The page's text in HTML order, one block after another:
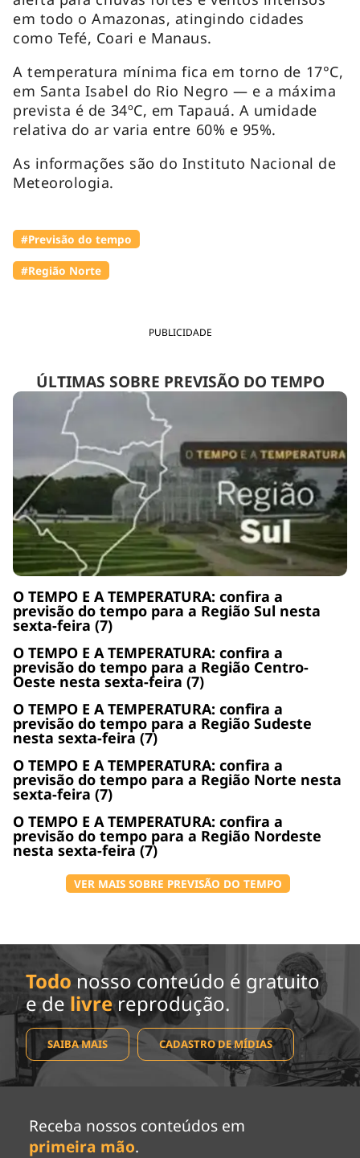
PUBLICIDADE
ÚLTIMAS SOBRE PREVISÃO DO TEMPO
O TEMPO E A TEMPERATURA: confira a
previsão do tempo para a Região Sul nesta
sexta-feira (7)
O TEMPO E A TEMPERATURA: confira a
previsão do tempo para a Região Centro-
Oeste nesta sexta-feira (7)
O TEMPO E A TEMPERATURA: confira a
previsão do tempo para a Região Sudeste
nesta sexta-feira (7)
O TEMPO E A TEMPERATURA: confira a
previsão do tempo para a Região Norte nesta
sexta-feira (7)
O TEMPO E A TEMPERATURA: confira a
previsão do tempo para a Região Nordeste
nesta sexta-feira (7)
VER MAIS SOBRE PREVISÃO DO TEMPO
em todo o Amazonas, atingindo cidades
como Tefé, Coari e Manaus.
A temperatura mínima fica em torno de 17°C,
em Santa Isabel do Rio Negro — e a máxima
prevista é de 34ºC, em Tapauá. A umidade
relativa do ar varia entre 60% e 95%.
As informações são do Instituto Nacional de
Meteorologia.
#Previsão do tempo
#Região Norte
Todo nosso conteúdo é gratuito
e de livrereprodução.
SAIBA MAIS CADASTRO DE MÍDIAS
Receba nossos conteúdos em
primeira mão.